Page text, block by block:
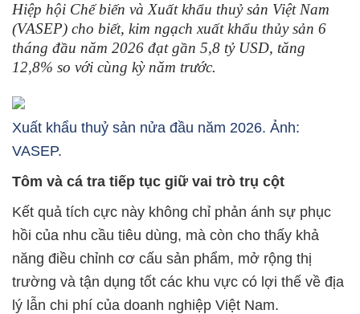
Hiệp hội Chế biến và Xuất khẩu thuỷ sản Việt Nam
(VASEP) cho biết, kim ngạch xuất khẩu thủy sản 6
tháng đầu năm 2026 đạt gần 5,8 tỷ USD, tăng
12,8% so với cùng kỳ năm trước.
Xuất khẩu thuỷ sản nửa đầu năm 2026. Ảnh:
VASEP.
Tôm và cá tra tiếp tục giữ vai trò trụ cột
Kết quả tích cực này không chỉ phản ánh sự phục
hồi của nhu cầu tiêu dùng, mà còn cho thấy khả
năng điều chỉnh cơ cấu sản phẩm, mở rộng thị
trường và tận dụng tốt các khu vực có lợi thế về địa
lý lẫn chi phí của doanh nghiệp Việt Nam.